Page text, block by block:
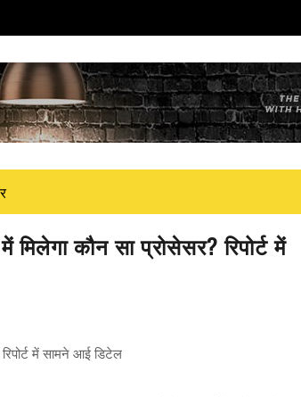
कौन सा प्रोसेसर? रिपोर्ट में
में सामने आई डिटेल